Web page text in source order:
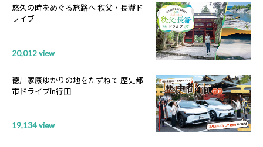
悠久の時をめぐる旅路へ 秩父・長瀞ド
ライブ
20,012 view
徳川家康ゆかりの地をたずねて 歴史都
市ドライブin行田
19,134 view